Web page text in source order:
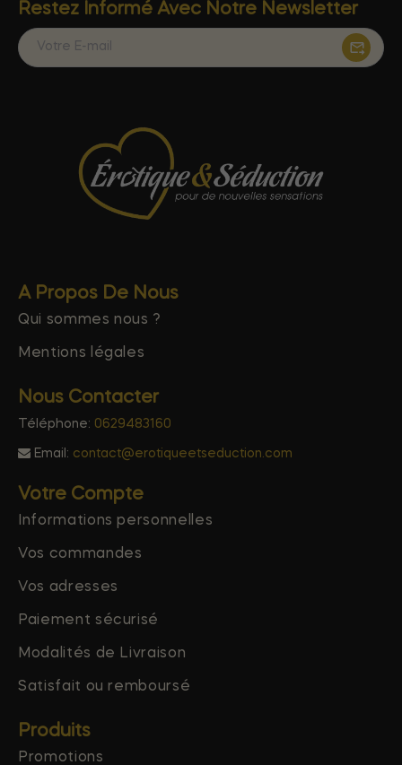
Restez Informé Avec Notre Newsletter
A Propos De Nous
Qui sommes nous ?
Mentions légales
Nous Contacter
Téléphone: 0629483160
Email: contact@erotiqueetseduction.com
Votre Compte
Informations personnelles
Vos commandes
Vos adresses
Paiement sécurisé
Modalités de Livraison
Satisfait ou remboursé
Produits
Promotions